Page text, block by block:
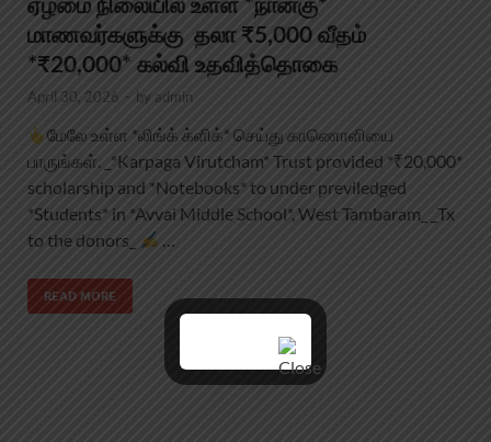
ஏழ்மை நிலையில் உள்ள *நான்கு*
மாணவர்களுக்கு தலா ₹5,000 வீதம்
*₹20,000* கல்வி உதவித்தொகை
April 30, 2026 - by admin
மேலே உள்ள *லிங்க் க்ளிக்* செய்து காணொளியை
பாருங்கள். _*Karpaga Virutcham* Trust provided *₹20,000*
scholarship and *Notebooks* to under previledged
*Students* in *Avvai Middle School*, West Tambaram_ _Tx
to the donors_
…
READ MORE